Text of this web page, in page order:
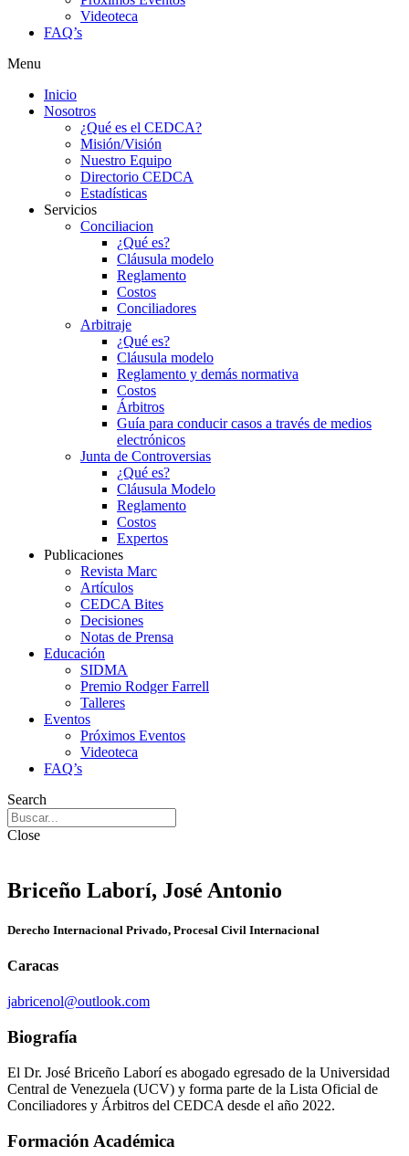
Videoteca
FAQ’s
Menu
Inicio
Nosotros
¿Qué es el CEDCA?
Misión/Visión
Nuestro Equipo
Directorio CEDCA
Estadísticas
Servicios
Conciliacion
¿Qué es?
Cláusula modelo
Reglamento
Costos
Conciliadores
Arbitraje
¿Qué es?
Cláusula modelo
Reglamento y demás normativa
Costos
Árbitros
Guía para conducir casos a través de medios
electrónicos
Junta de Controversias
¿Qué es?
Cláusula Modelo
Reglamento
Costos
Expertos
Publicaciones
Revista Marc
Artículos
CEDCA Bites
Decisiones
Notas de Prensa
Educación
SIDMA
Premio Rodger Farrell
Talleres
Eventos
Próximos Eventos
Videoteca
FAQ’s
Search
Close
Briceño Laborí, José Antonio
Derecho Internacional Privado, Procesal Civil Internacional
Caracas
jabricenol@outlook.com
Biografía
El Dr. José Briceño Laborí es abogado egresado de la Universidad
Central de Venezuela (UCV) y forma parte de la Lista Oficial de
Conciliadores y Árbitros del CEDCA desde el año 2022.
Formación Académica